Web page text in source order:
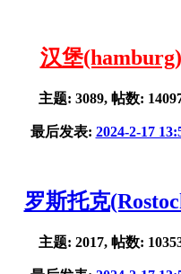
汉堡(hamburg)
主题: 3089, 帖数:
最后发表: 2024-2-17
罗斯托克
主题: 2017, 帖数: